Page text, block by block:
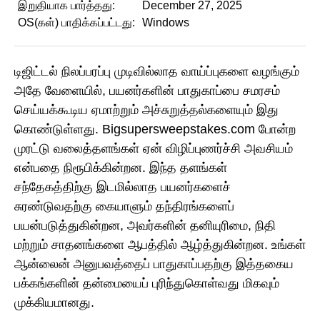
இறுதியாக பார்த்தது:
December 27, 2025
OS(கள்) பாதிக்கப்பட்டது:
Windows
டிஜிட்டல் நிலப்பரப்பு முடிவில்லாத வாய்ப்புகளை வழங்கும்
அதே வேளையில், பயனர்களின் பாதுகாப்பை சமரசம்
செய்யக்கூடிய ஏமாற்றும் அச்சுறுத்தல்களையும் இது
கொண்டுள்ளது. Bigsupersweepstakes.com போன்ற
முரட்டு வலைத்தளங்கள் ஏன் விழிப்புணர்ச்சி அவசியம்
என்பதை நிரூபிக்கின்றன. இந்த தளங்கள்
சந்தேகத்திற்கு இடமில்லாத பயனர்களைச்
சுரண்டுவதற்கு கையாளும் தந்திரங்களைப்
பயன்படுத்துகின்றன, அவர்களின் தனியுரிமை, நிதி
மற்றும் சாதனங்களை ஆபத்தில் ஆழ்த்துகின்றன. உங்கள்
ஆன்லைன் அனுபவத்தைப் பாதுகாப்பதற்கு இத்தகைய
பக்கங்களின் தன்மையைப் புரிந்துகொள்வது மிகவும்
முக்கியமானது.